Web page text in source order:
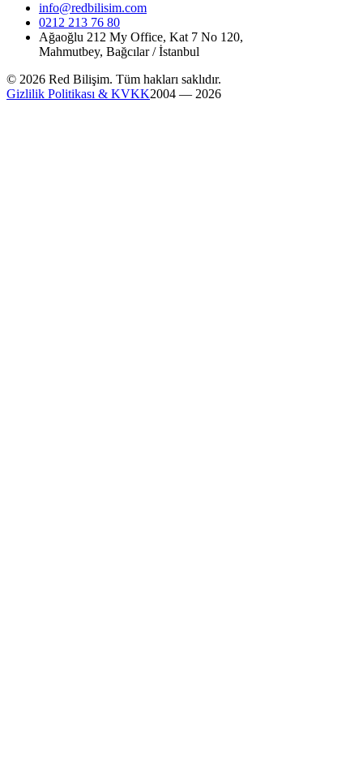
info@redbilisim.com
0212 213 76 80
Ağaoğlu 212 My Office, Kat 7 No 120,
Mahmutbey, Bağcılar / İstanbul
© 2026 Red Bilişim. Tüm hakları saklıdır.
Gizlilik Politikası & KVKK2004 — 2026